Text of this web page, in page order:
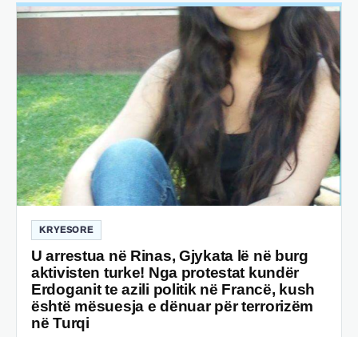
KRYESORE
U arrestua në Rinas, Gjykata lë në burg
aktivisten turke! Nga protestat kundër
Erdoganit te azili politik në Francë, kush
është mësuesja e dënuar për terrorizëm
në Turqi